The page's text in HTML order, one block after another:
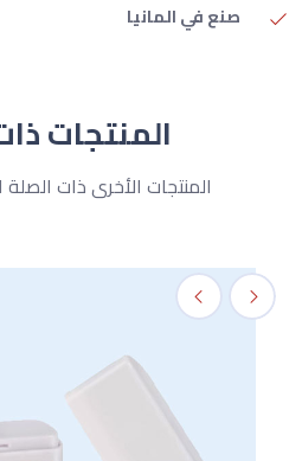
صنع في المانيا
المنتجات
المنتجات الأخرى ذات الصلة